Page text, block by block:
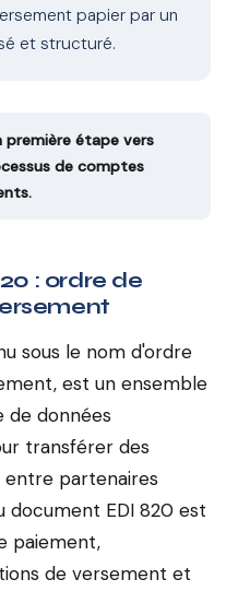
papier par un
et structuré.
première étape vers
de comptes
: ordre de
sous le nom d'ordre
est un ensemble
de données
transférer des
partenaires
document EDI 820 est
paiement,
de versement et